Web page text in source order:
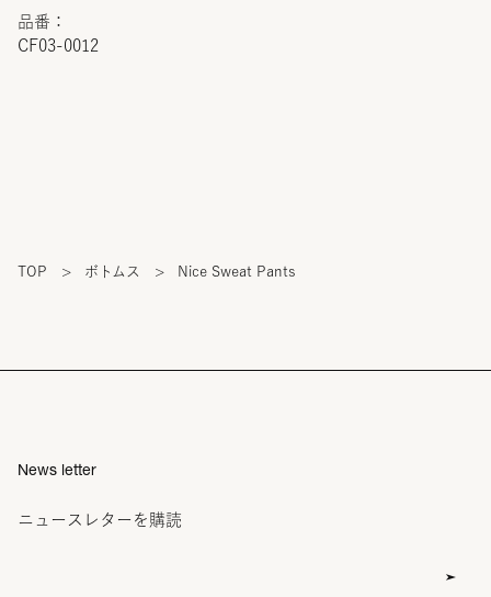
品番：
CF03-0012
TOP > ボトムス > Nice Sweat Pants
News letter
ニュースレターを購読